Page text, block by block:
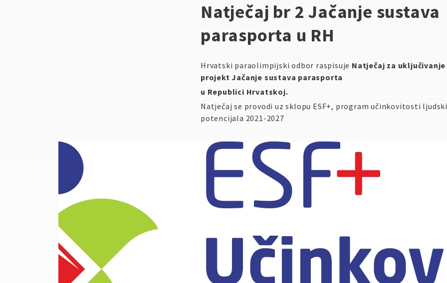
Natječaj br 2 Jačanje sustava
parasporta u RH
Hrvatski paraolimpijski odbor raspisuje Natječaj za uključivanje
projekt Jačanje sustava parasporta
u Republici Hrvatskoj.
Natječaj se provodi uz sklopu ESF+, program učinkovitosti
potencijala 2021-2027